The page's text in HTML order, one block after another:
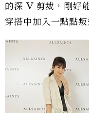
的深 V 剪裁，剛好
穿搭中加入一點點叛